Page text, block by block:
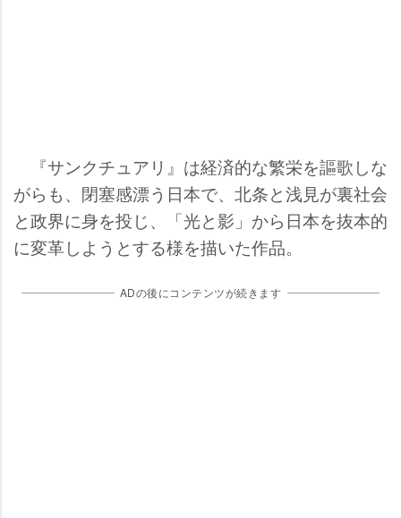
『サンクチュアリ』は経済的な繁栄を謳歌しな
がらも、閉塞感漂う日本で、北条と浅見が裏社会
と政界に身を投じ、「光と影」から日本を抜本的
に変革しようとする様を描いた作品。
ADの後にコンテンツが続きます